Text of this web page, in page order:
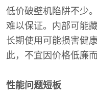
低价破壁机陷阱不少
难以保证。内部可能
长期使用可能损害健
此，不宜因价格低廉
性能问题短板